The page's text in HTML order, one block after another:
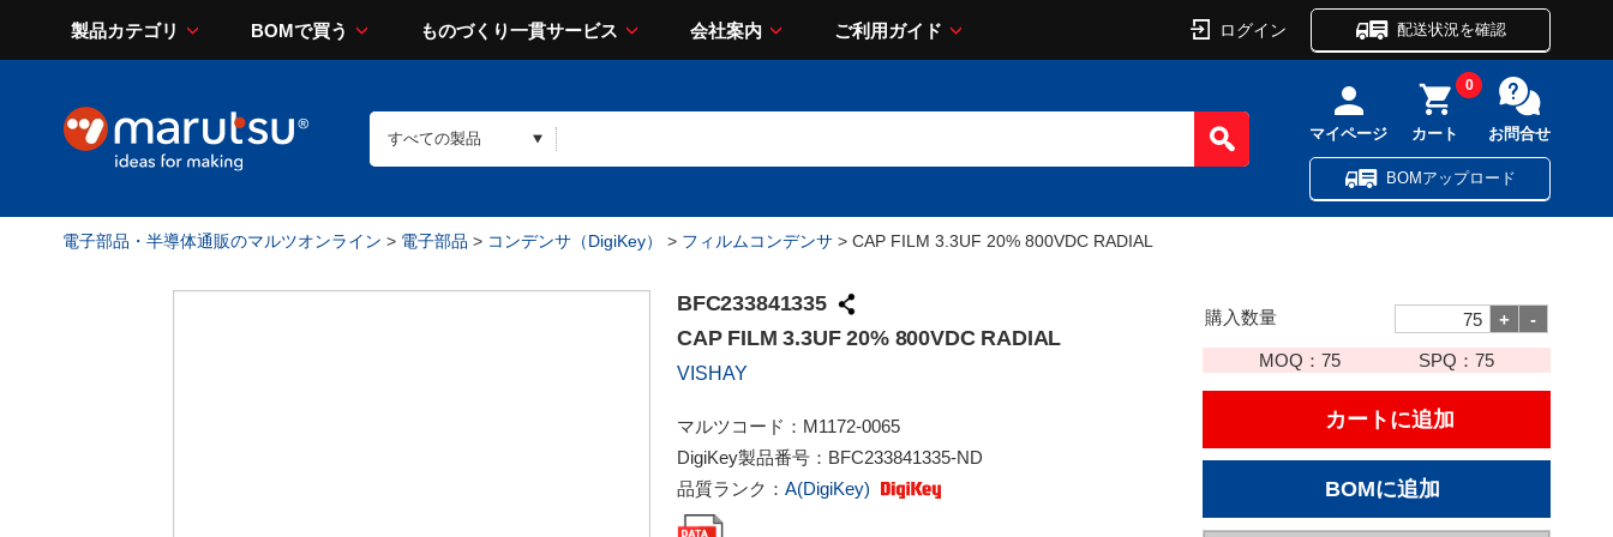
製品カテゴリ BOMで買う ものづくり一貫サービス 会社案内 ご利用ガイド ログイン 配送状況を確認
マイページ カート
0
お問合せ
BOMアップロード
電子部品・半導体通販のマルツオンライン > 電子部品 > コンデンサ（DigiKey） > フィルムコンデンサ > CAP FILM 3.3UF 20% 800VDC RADIAL
BFC233841335
CAP FILM 3.3UF 20% 800VDC RADIAL
VISHAY
マルツコード： M1172-0065
DigiKey製品番号： BFC233841335-ND
品質ランク： A(DigiKey)
購入数量
MOQ：75 SPQ： 75